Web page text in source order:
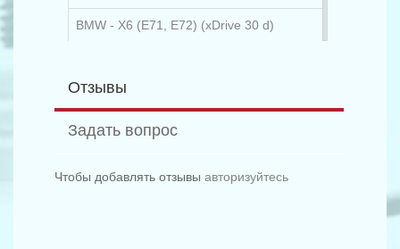
BMW - X6 (E71, E72) (xDrive 30 d)
BMW - X6 (E71, E72) (xDrive 35 d)
BMW - X6 (E71, E72) (xDrive 40 d)
Отзывы
Задать вопрос
Чтобы добавлять отзывы авторизуйтесь